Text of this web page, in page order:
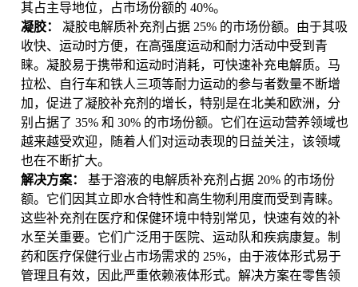
其占主导地位，占市场份额的 40%。
凝胶： 凝胶电解质补充剂占据 25% 的市场份额。由于其吸
收快、运动时方便，在高强度运动和耐力活动中受到青
睐。凝胶易于携带和运动时消耗，可快速补充电解质。马
拉松、自行车和铁人三项等耐力运动的参与者数量不断增
加，促进了凝胶补充剂的增长，特别是在北美和欧洲，分
别占据了 35% 和 30% 的市场份额。它们在运动营养领域也
越来越受欢迎，随着人们对运动表现的日益关注，该领域
也在不断扩大。
解决方案： 基于溶液的电解质补充剂占据 20% 的市场份
额。它们因其立即水合特性和高生物利用度而受到青睐。
这些补充剂在医疗和保健环境中特别常见，快速有效的补
水至关重要。它们广泛用于医院、运动队和疾病康复。制
药和医疗保健行业占市场需求的 25%，由于液体形式易于
管理且有效，因此严重依赖液体形式。解决方案在零售领